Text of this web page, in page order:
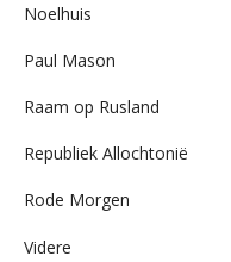
Noelhuis
Paul Mason
Raam op Rusland
Republiek Allochtonië
Rode Morgen
Videre